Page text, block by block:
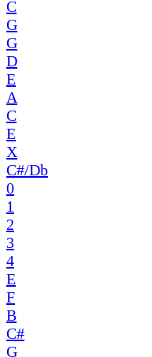
C
G
G
D
E
A
C
E
X
C#/Db
0
1
2
3
4
E
F
B
C#
G